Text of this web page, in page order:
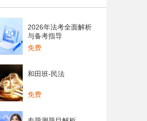
2026年法考全面解析
与备考指导
免费
和田班-民法
免费